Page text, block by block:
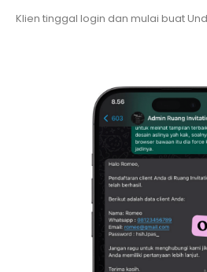
Klien tinggal login dan mulai buat